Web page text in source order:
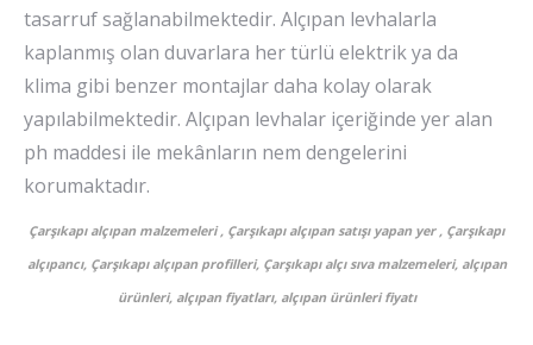
tasarruf sağlanabilmektedir. Alçıpan levhalarla
kaplanmış olan duvarlara her türlü elektrik ya da
klima gibi benzer montajlar daha kolay olarak
yapılabilmektedir. Alçıpan levhalar içeriğinde yer alan
ph maddesi ile mekânların nem dengelerini
korumaktadır.
Çarşıkapı alçıpan malzemeleri , Çarşıkapı alçıpan satışı yapan yer , Çarşıkapı
alçıpancı, Çarşıkapı alçıpan profilleri, Çarşıkapı alçı sıva malzemeleri, alçıpan
ürünleri, alçıpan fiyatları, alçıpan ürünleri fiyatı